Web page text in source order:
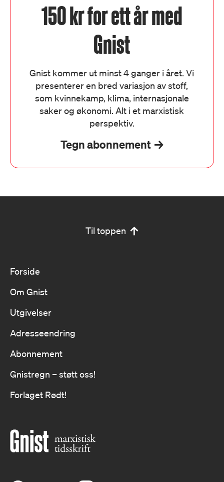
150 kr for ett år med
Gnist
Gnist kommer ut minst 4 ganger i året. Vi
presenterer en bred variasjon av stoff,
som kvinnekamp, klima, internasjonale
saker og økonomi. Alt i et marxistisk
perspektiv.
Tegn abonnement
Til toppen
Forside
Om Gnist
Utgivelser
Adresseendring
Abonnement
Gnistregn – støtt oss!
Forlaget Rødt!